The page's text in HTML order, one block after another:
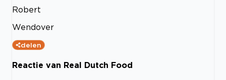
Robert
Wendover
delen
Reactie van Real Dutch Food